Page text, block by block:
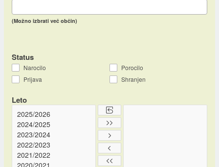
(Možno izbrati več občin)
Status
Narocilo
Porocilo
Prijava
Shranjen
Leto